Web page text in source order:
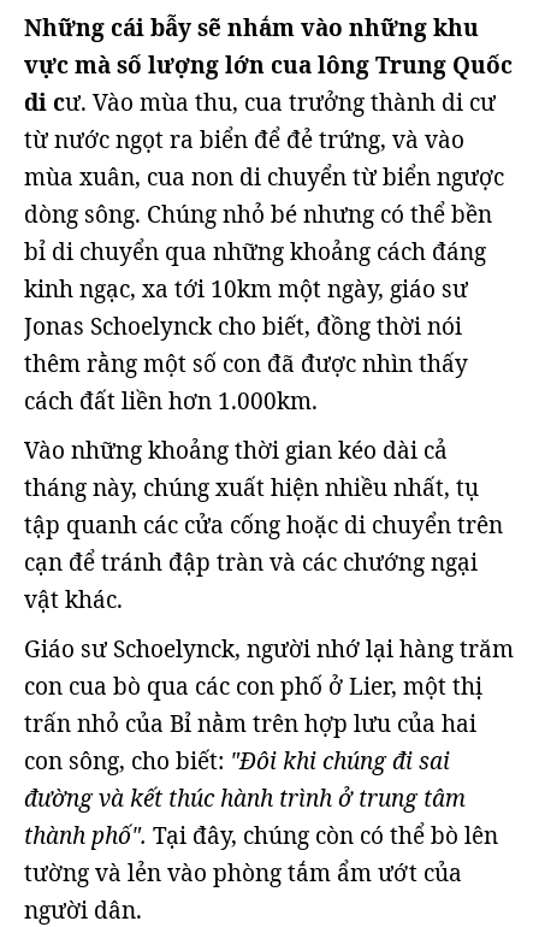
Những cái bẫy sẽ nhắm vào những khu
vực mà số lượng lớn cua lông Trung Quốc
di cư. Vào mùa thu, cua trưởng thành di cư
từ nước ngọt ra biển để đẻ trứng, và vào
mùa xuân, cua non di chuyển từ biển ngược
dòng sông. Chúng nhỏ bé nhưng có thể bền
bỉ di chuyển qua những khoảng cách đáng
kinh ngạc, xa tới 10km một ngày, giáo sư
Jonas Schoelynck cho biết, đồng thời nói
thêm rằng một số con đã được nhìn thấy
cách đất liền hơn 1.000km.
Vào những khoảng thời gian kéo dài cả
tháng này, chúng xuất hiện nhiều nhất, tụ
tập quanh các cửa cống hoặc di chuyển trên
cạn để tránh đập tràn và các chướng ngại
vật khác.
Giáo sư Schoelynck, người nhớ lại hàng trăm
con cua bò qua các con phố ở Lier, một thị
trấn nhỏ của Bỉ nằm trên hợp lưu của hai
con sông, cho biết: "Đôi khi chúng đi sai
đường và kết thúc hành trình ở trung tâm
thành phố". Tại đây, chúng còn có thể bò lên
tường và lẻn vào phòng tắm ẩm ướt của
người dân.